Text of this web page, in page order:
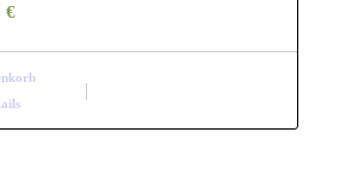
€Aktueller
ist: